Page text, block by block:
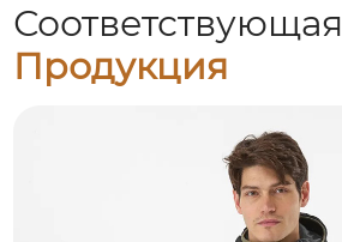
Соответствующая
Продукция